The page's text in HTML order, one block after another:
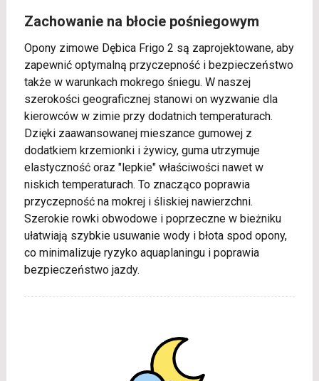
Zachowanie na błocie pośniegowym
Opony zimowe Dębica Frigo 2 są zaprojektowane, aby
zapewnić optymalną przyczepność i bezpieczeństwo
także w warunkach mokrego śniegu. W naszej
szerokości geograficznej stanowi on wyzwanie dla
kierowców w zimie przy dodatnich temperaturach.
Dzięki zaawansowanej mieszance gumowej z
dodatkiem krzemionki i żywicy, guma utrzymuje
elastyczność oraz "lepkie" właściwości nawet w
niskich temperaturach. To znacząco poprawia
przyczepność na mokrej i śliskiej nawierzchni.
Szerokie rowki obwodowe i poprzeczne w bieżniku
ułatwiają szybkie usuwanie wody i błota spod opony,
co minimalizuje ryzyko aquaplaningu i poprawia
bezpieczeństwo jazdy.